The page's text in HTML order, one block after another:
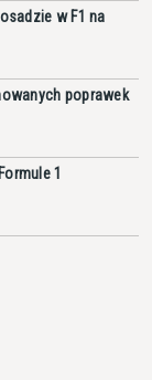
w F1 na
poprawek
1